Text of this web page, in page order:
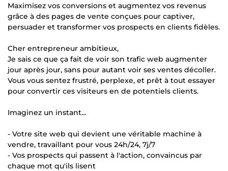
Maximisez vos conversions et augmentez vos revenus
grâce à des pages de vente conçues pour captiver,
persuader et transformer vos prospects en clients fidèles.
Cher entrepreneur ambitieux,
Je sais ce que ça fait de voir son trafic web augmenter
jour après jour, sans pour autant voir ses ventes décoller.
Vous vous sentez frustré, perplexe, et prêt à tout essayer
pour convertir ces visiteurs en de potentiels clients.
Imaginez un instant...
- Votre site web qui devient une véritable machine à
vendre, travaillant pour vous 24h/24, 7j/7
- Vos prospects qui passent à l'action, convaincus par
chaque mot qu'ils lisent